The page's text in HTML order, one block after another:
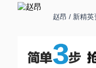
赵昂 / 新精